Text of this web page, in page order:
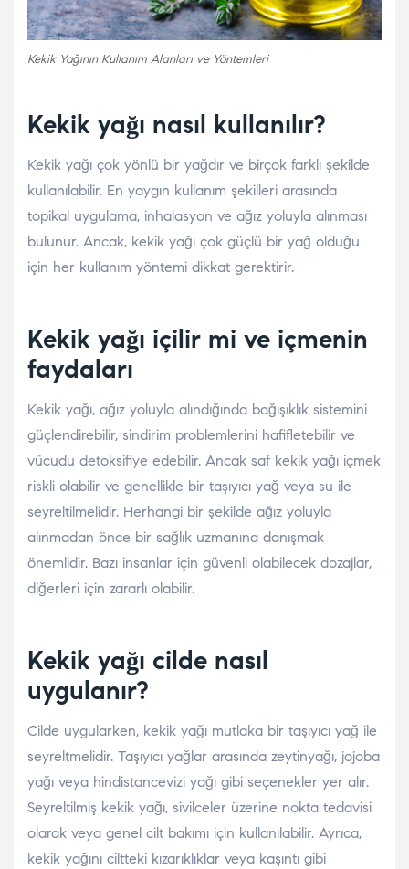
Kekik Yağının Kullanım Alanları ve Yöntemleri
Kekik yağı nasıl kullanılır?
Kekik yağı çok yönlü bir yağdır ve birçok farklı şekilde
kullanılabilir. En yaygın kullanım şekilleri arasında
topikal uygulama, inhalasyon ve ağız yoluyla alınması
bulunur. Ancak, kekik yağı çok güçlü bir yağ olduğu
için her kullanım yöntemi dikkat gerektirir.
Kekik yağı içilir mi ve içmenin
faydaları
Kekik yağı, ağız yoluyla alındığında bağışıklık sistemini
güçlendirebilir, sindirim problemlerini hafifletebilir ve
vücudu detoksifiye edebilir. Ancak saf kekik yağı içmek
riskli olabilir ve genellikle bir taşıyıcı yağ veya su ile
seyreltilmelidir. Herhangi bir şekilde ağız yoluyla
alınmadan önce bir sağlık uzmanına danışmak
önemlidir. Bazı insanlar için güvenli olabilecek dozajlar,
diğerleri için zararlı olabilir.
Kekik yağı cilde nasıl
uygulanır?
Cilde uygularken, kekik yağı mutlaka bir taşıyıcı yağ ile
seyreltmelidir. Taşıyıcı yağlar arasında zeytinyağı, jojoba
yağı veya hindistancevizi yağı gibi seçenekler yer alır.
Seyreltilmiş kekik yağı, sivilceler üzerine nokta tedavisi
olarak veya genel cilt bakımı için kullanılabilir. Ayrıca,
kekik yağını ciltteki kızarıklıklar veya kaşıntı gibi